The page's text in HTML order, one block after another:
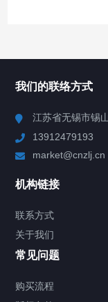
Chiller高精度制
TCU温度控制单元
Chiller气体控温
我们的联络方式
江苏省无锡市锡
13912479193
market@cnzlj.cn
机构链接
联系方式
关于我们
常见问题
购买流程